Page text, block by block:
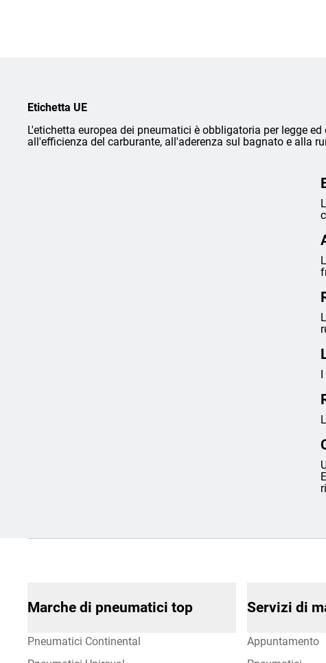
Etichetta UE
L'etichetta europea dei pneumatici è obbligatoria per legge
all'efficienza del carburante, all'aderenza sul bagnato e alla
Marche di pneumatici top
Pneumatici Continental
Servizi di
Appuntamento